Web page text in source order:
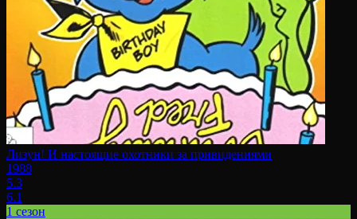
Лизун! И настоящие охотники за привидениями
1988
5.3
6.1
1 сезон